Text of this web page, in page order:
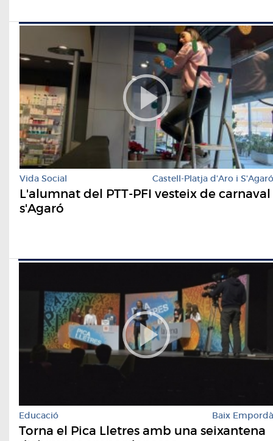
Vida Social Castell-Platja d'Aro i S'Agaró
L'alumnat del PTT-PFI vesteix de carnaval
s'Agaró
Educació Baix Empordà
Torna el Pica Lletres amb una seixantena